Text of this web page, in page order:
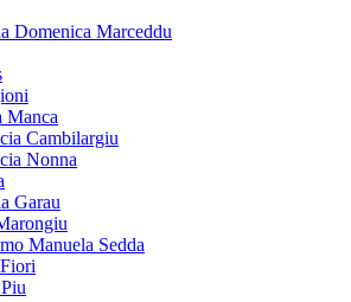
Domenica Marceddu
Manca
Cambilargiu
Nonna
Garau
Manuela Sedda